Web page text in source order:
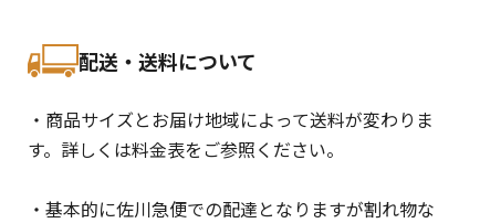
配送・送料について
・商品サイズとお届け地域によって送料が変わりま
す。詳しくは料金表をご参照ください。
・基本的に佐川急便での配達となりますが割れ物な